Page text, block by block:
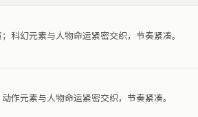
科幻元素与人物命运紧密交织，节奏紧凑。
作元素与人物命运紧密交织，节奏紧凑。